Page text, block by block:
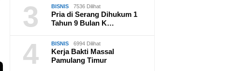
3 BISNIS 7536 Dilihat
Pria di Serang Dihukum 1
Tahun 9 Bulan K…
4 BISNIS 6994 Dilihat
Kerja Bakti Massal
Pamulang Timur